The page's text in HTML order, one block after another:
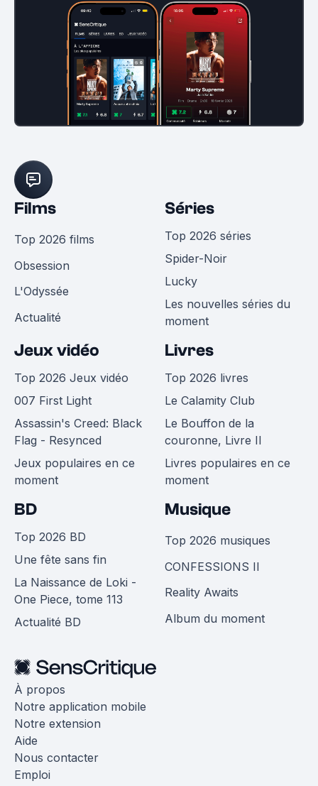
Films
Top 2026 films
Obsession
L'Odyssée
Actualité
Séries
Top 2026 séries
Spider-Noir
Lucky
Les nouvelles séries du
moment
Jeux vidéo
Top 2026 Jeux vidéo
007 First Light
Assassin's Creed: Black
Flag - Resynced
Jeux populaires en ce
moment
Livres
Top 2026 livres
Le Calamity Club
Le Bouffon de la
couronne, Livre II
Livres populaires en ce
moment
BD
Top 2026 BD
Une fête sans fin
La Naissance de Loki -
One Piece, tome 113
Actualité BD
Musique
Top 2026 musiques
CONFESSIONS II
Reality Awaits
Album du moment
À propos
Notre application mobile
Notre extension
Aide
Nous contacter
Emploi